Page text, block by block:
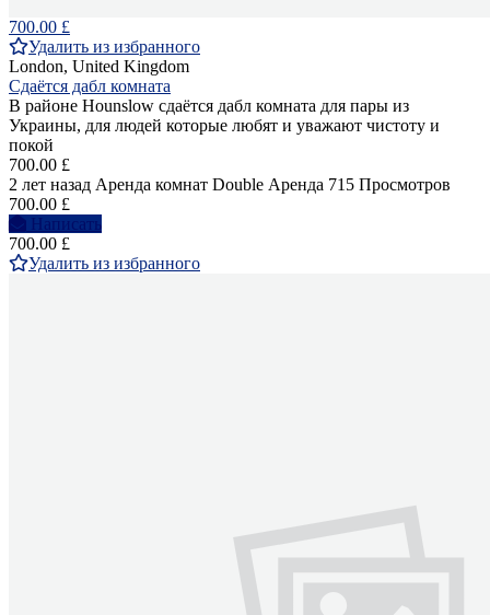
700.00 £
Удалить из избранного
London, United Kingdom
Сдаётся дабл комната
В районе Hounslow сдаётся дабл комната для пары из
Украины, для людей которые любят и уважают чистоту и
покой
700.00 £
2 лет назад Аренда комнат Double Аренда 715 Просмотров
700.00 £
Написать
700.00 £
Удалить из избранного